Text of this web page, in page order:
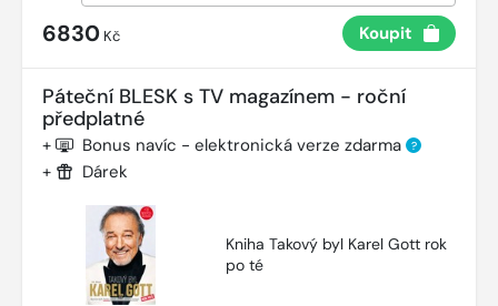
6830 Kč Koupit
Páteční BLESK s TV magazínem - roční
předplatné
+ Bonus navíc - elektronická verze zdarma ?
+ Dárek
Kniha Takový byl Karel Gott rok
po té